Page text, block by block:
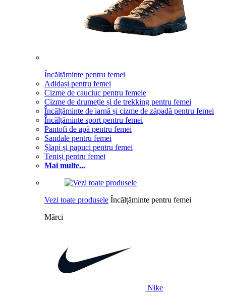
Încălțăminte pentru femei
Adidași pentru femei
Cizme de cauciuc pentru femeie
Cizme de drumeție și de trekking pentru femei
Încălțăminte de iarnă și cizme de zăpadă pentru femei
Încălțăminte sport pentru femei
Pantofi de apă pentru femei
Sandale pentru femei
Șlapi și papuci pentru femei
Teniși pentru femei
Mai multe...
Vezi toate produsele Încălțăminte pentru femei
Mărci
Nike